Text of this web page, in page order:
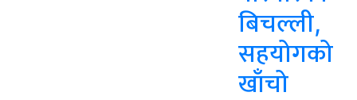
बिचल्ली,
सहयोगको
खाँचो